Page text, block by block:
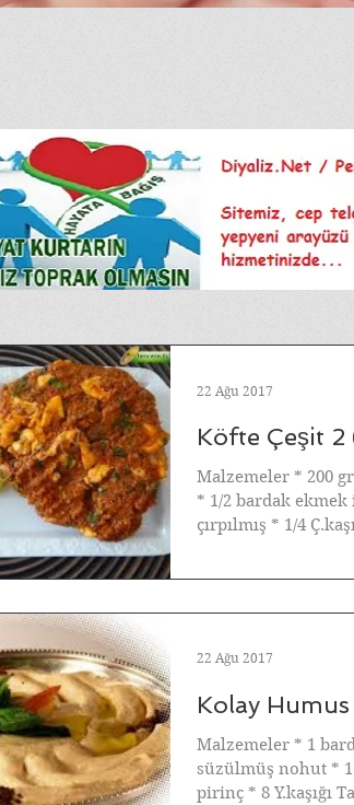
Köfte Çeşit 2
Malzemeler * 200
* 1/2 bardak ekmek içi * 1 yumurta,
22 Ağu 2017
Kolay Humus
Malzemeler * 1
süzülmüş nohut * 1 bardak sade, haşlanmış
pirinç * 8 Y.kaşığı Tahin Sosu, s.5 * 1 diş
22 Ağu 2017